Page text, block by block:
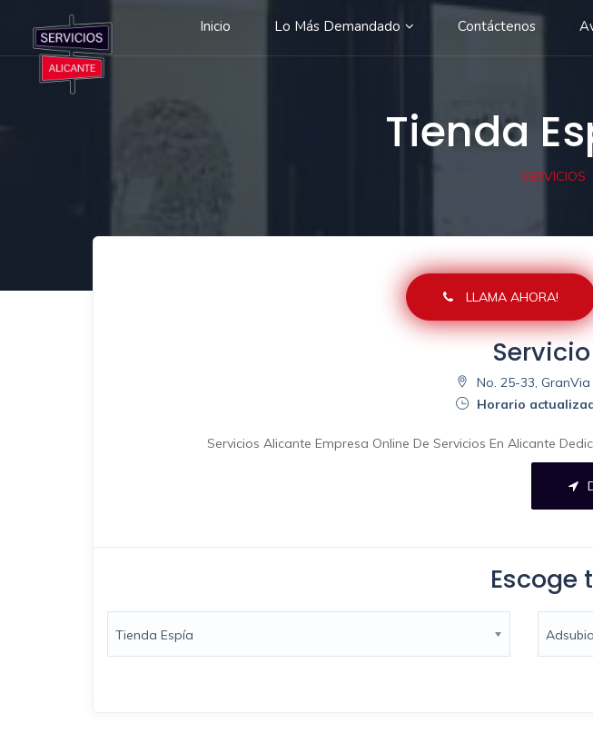
Inicio Lo Más Demandado Contáctenos
Tienda
SERVICIOS
LLAMA AHORA!
No. 25-33, GranVia
Horario
Servicios Alicante Empresa Online De Servicios En Alicante
Escoge
Tienda Espía Adsubia